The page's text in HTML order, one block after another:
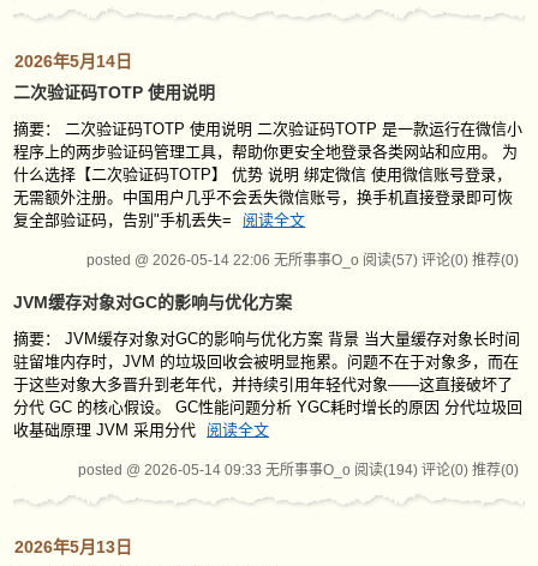
2026年5月14日
二次验证码TOTP 使用说明
摘要： 二次验证码TOTP 使用说明 二次验证码TOTP 是一款运行在微信小
程序上的两步验证码管理工具，帮助你更安全地登录各类网站和应用。 为
什么选择【二次验证码TOTP】 优势 说明 绑定微信 使用微信账号登录，
无需额外注册。中国用户几乎不会丢失微信账号，换手机直接登录即可恢
复全部验证码，告别"手机丢失=
阅读全文
posted @ 2026-05-14 22:06 无所事事O_o 阅读(57) 评论(0) 推荐(0)
JVM缓存对象对GC的影响与优化方案
摘要： JVM缓存对象对GC的影响与优化方案 背景 当大量缓存对象长时间
驻留堆内存时，JVM 的垃圾回收会被明显拖累。问题不在于对象多，而在
于这些对象大多晋升到老年代，并持续引用年轻代对象——这直接破坏了
分代 GC 的核心假设。 GC性能问题分析 YGC耗时增长的原因 分代垃圾回
收基础原理 JVM 采用分代
阅读全文
posted @ 2026-05-14 09:33 无所事事O_o 阅读(194) 评论(0) 推荐(0)
2026年5月13日